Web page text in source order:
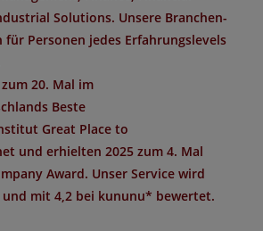
Solutions. Unsere Branchen-
Personen jedes Erfahrungslevels
20. Mal im
Beste
Great Place to
und erhielten 2025 zum 4. Mal
Award. Unser Service wird
und mit 4,2 bei kununu* bewertet.